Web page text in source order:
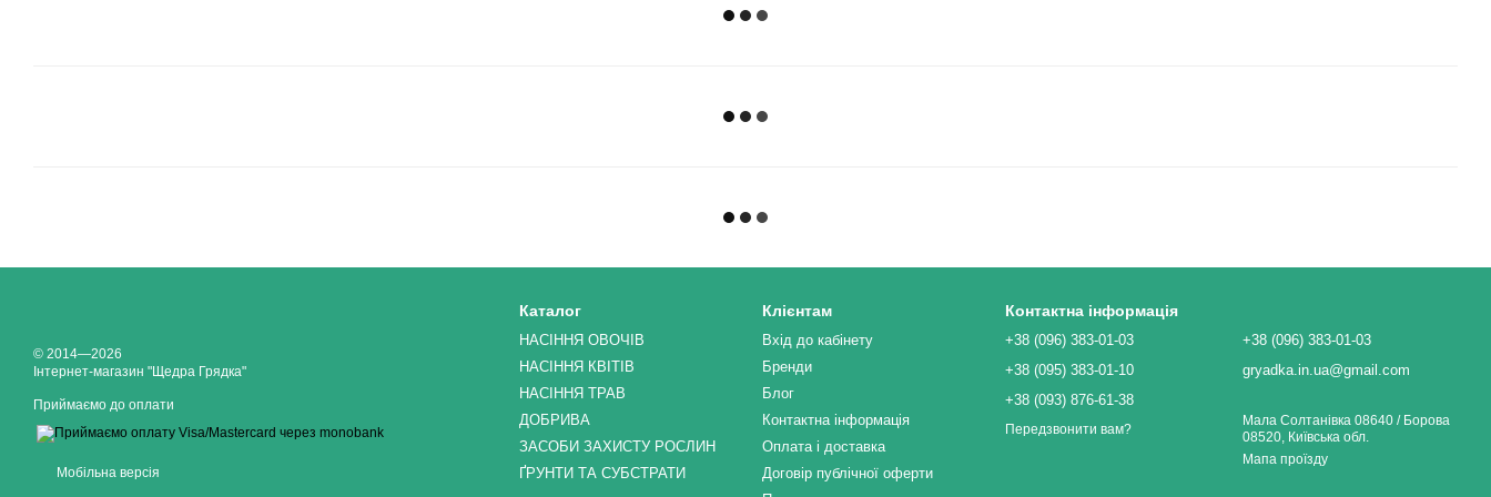
© 2014—2026
Інтернет-магазин "Щедра Грядка"
Приймаємо до оплати
Мобільна версія
Каталог
НАСІННЯ ОВОЧІВ
НАСІННЯ КВІТІВ
НАСІННЯ ТРАВ
ДОБРИВА
ЗАСОБИ ЗАХИСТУ РОСЛИН
ҐРУНТИ ТА СУБСТРАТИ
Клієнтам
Вхід до кабінету
Бренди
Блог
Контактна інформація
Оплата і доставка
Договір публічної оферти
Контактна інформація
+38 (096) 383-01-03
+38 (095) 383-01-10
+38 (093) 876-61-38
Передзвонити вам?
+38 (096) 383-01-03
gryadka.in.ua@gmail.com
Мала Солтанівка 08640 / Борова
08520, Київська обл.
Мапа проїзду